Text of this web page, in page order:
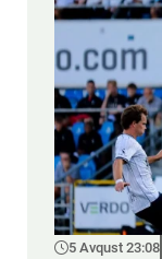
5 Avqust 23:08